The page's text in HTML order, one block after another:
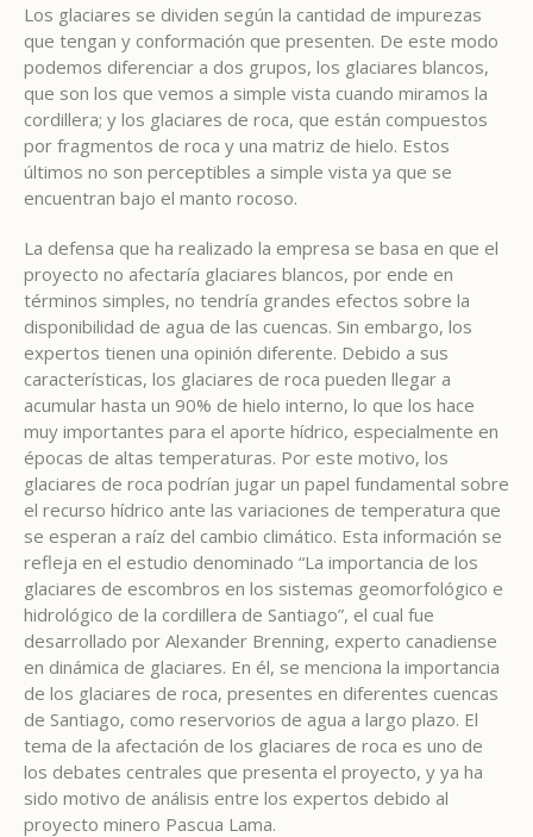
Los glaciares se dividen según la cantidad de impurezas
que tengan y conformación que presenten. De este modo
podemos diferenciar a dos grupos, los glaciares blancos,
que son los que vemos a simple vista cuando miramos la
cordillera; y los glaciares de roca, que están compuestos
por fragmentos de roca y una matriz de hielo. Estos
últimos no son perceptibles a simple vista ya que se
encuentran bajo el manto rocoso.
La defensa que ha realizado la empresa se basa en que el
proyecto no afectaría glaciares blancos, por ende en
términos simples, no tendría grandes efectos sobre la
disponibilidad de agua de las cuencas. Sin embargo, los
expertos tienen una opinión diferente. Debido a sus
características, los glaciares de roca pueden llegar a
acumular hasta un 90% de hielo interno, lo que los hace
muy importantes para el aporte hídrico, especialmente en
épocas de altas temperaturas. Por este motivo, los
glaciares de roca podrían jugar un papel fundamental sobre
el recurso hídrico ante las variaciones de temperatura que
se esperan a raíz del cambio climático. Esta información se
refleja en el estudio denominado “La importancia de los
glaciares de escombros en los sistemas geomorfológico e
hidrológico de la cordillera de Santiago”, el cual fue
desarrollado por Alexander Brenning, experto canadiense
en dinámica de glaciares. En él, se menciona la importancia
de los glaciares de roca, presentes en diferentes cuencas
de Santiago, como reservorios de agua a largo plazo. El
tema de la afectación de los glaciares de roca es uno de
los debates centrales que presenta el proyecto, y ya ha
sido motivo de análisis entre los expertos debido al
proyecto minero Pascua Lama.